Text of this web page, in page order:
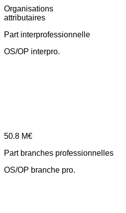
Organisations
attributaires
Part interprofessionnelle
OS/OP interpro.
50.8 M€
Part branches professionnelles
OS/OP branche pro.